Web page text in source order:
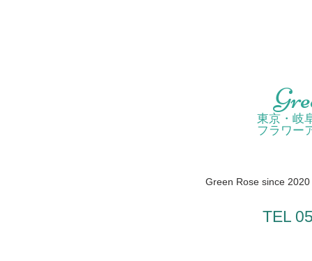
東京・岐
フラワー
Green Rose since
TEL